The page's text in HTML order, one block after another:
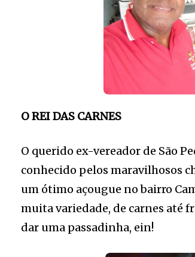
O REI DAS CARNES
O querido ex-vereador de São
conhecido pelos maravilhosos
um ótimo açougue no bairro
muita variedade, de carnes até
dar uma passadinha, ein!